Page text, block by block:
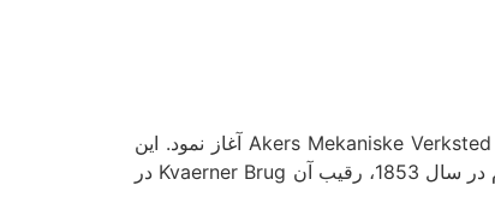
شرکت آکر سولوشنس فعالیت خود در سال 1841 در کنار رودخانه Aker در اسلو نروژ از یک کارگاه مکانیکی کوچک به نام Akers Mekaniske Verksted آغاز نمود. این
کارگاه به ‌طور پیوسته پیشرفت کرد و به‌ عنوان یک شرکت کشتی‌سازی و مهندسی به شکل‌های مختلف ارتقا یافت تا سرانجام در سال 1853، رقیب آن Kvaerner Brug در